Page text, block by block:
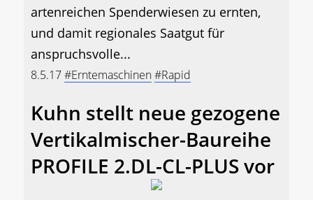
artenreichen Spenderwiesen zu ernten,
und damit regionales Saatgut für
anspruchsvolle...
8.5.17#Erntemaschinen#Rapid
Kuhn stellt neue gezogene
Vertikalmischer-Baureihe
PROFILE 2.DL-CL-PLUS vor